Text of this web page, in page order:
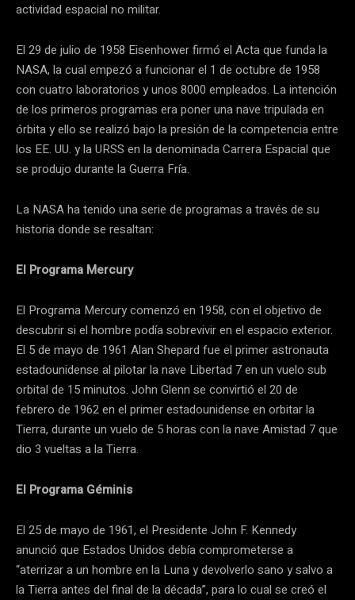
actividad espacial no militar.
El 29 de julio de 1958 Eisenhower firmó el Acta que funda la
NASA, la cual empezó a funcionar el 1 de octubre de 1958
con cuatro laboratorios y unos 8000 empleados. La intención
de los primeros programas era poner una nave tripulada en
órbita y ello se realizó bajo la presión de la competencia entre
los EE. UU. y la URSS en la denominada Carrera Espacial que
se produjo durante la Guerra Fría.
La NASA ha tenido una serie de programas a través de su
historia donde se resaltan:
El Programa Mercury
El Programa Mercury comenzó en 1958, con el objetivo de
descubrir si el hombre podía sobrevivir en el espacio exterior.
El 5 de mayo de 1961 Alan Shepard fue el primer astronauta
estadounidense al pilotar la nave Libertad 7 en un vuelo sub
orbital de 15 minutos. John Glenn se convirtió el 20 de
febrero de 1962 en el primer estadounidense en orbitar la
Tierra, durante un vuelo de 5 horas con la nave Amistad 7 que
dio 3 vueltas a la Tierra.
El Programa Géminis
El 25 de mayo de 1961, el Presidente John F. Kennedy
anunció que Estados Unidos debía comprometerse a
“aterrizar a un hombre en la Luna y devolverlo sano y salvo a
la Tierra antes del final de la década”, para lo cual se creó el